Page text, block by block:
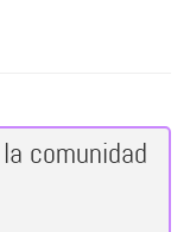
comunidad